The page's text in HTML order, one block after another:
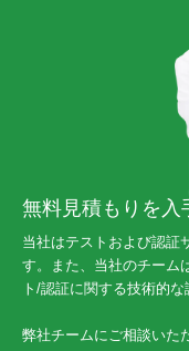
無料見積もりを入
当社はテストおよび認証
す。また、当社のチーム
ト/認証に関する技術的な
弊社チームにご相談いた